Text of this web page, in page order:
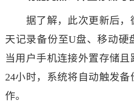
据了解，此次更新后，
天记录备份至U盘、移动硬
当用户手机连接外置存储
24小时，系统将自动触发
作。